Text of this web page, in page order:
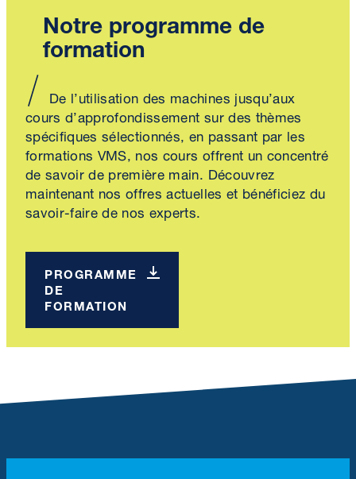
Notre programme de
formation
De l’utilisation des machines jusqu’aux
cours d’approfondissement sur des thèmes
spécifiques sélectionnés, en passant par les
formations VMS, nos cours offrent un concentré
de savoir de première main. Découvrez
maintenant nos offres actuelles et bénéficiez du
savoir-faire de nos experts.
PROGRAMME
DE
FORMATION